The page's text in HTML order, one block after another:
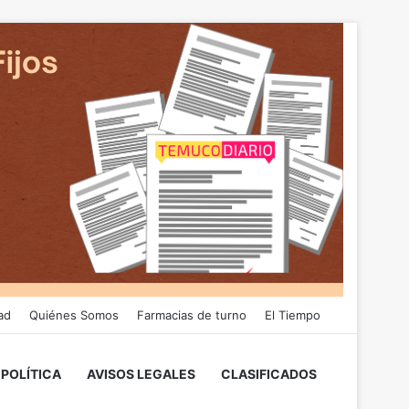
Quiénes Somos Farmacias de turno El Tiempo
POLÍTICA AVISOS LEGALES CLASIFICADOS